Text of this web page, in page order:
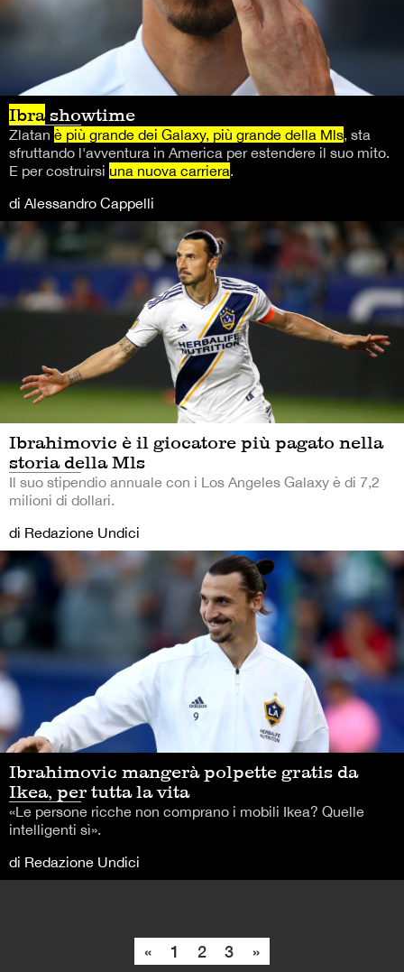
Ibra showtime
Zlatan è più grande dei Galaxy, più grande della Mls, sta
sfruttando l'avventura in America per estendere il suo mito.
E per costruirsi una nuova carriera.
di Alessandro Cappelli
Ibrahimovic è il giocatore più pagato nella
storia della Mls
Il suo stipendio annuale con i Los Angeles Galaxy è di 7,2
milioni di dollari.
di Redazione Undici
Ibrahimovic mangerà polpette gratis da
Ikea, per tutta la vita
«Le persone ricche non comprano i mobili Ikea? Quelle
intelligenti sì».
di Redazione Undici
« 1 2 3 »